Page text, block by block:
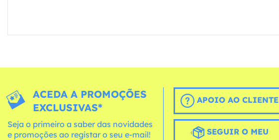
ACEDA A PROMOÇÕES
EXCLUSIVAS*
Seja o primeiro a saber das novidades
e promoções ao registar o seu e-mail!
APOIO AO CLIENTE
SEGUIR O MEU